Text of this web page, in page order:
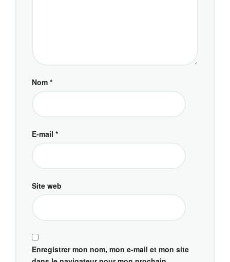
Nom *
E-mail *
Site web
Enregistrer mon nom, mon e-mail et mon site